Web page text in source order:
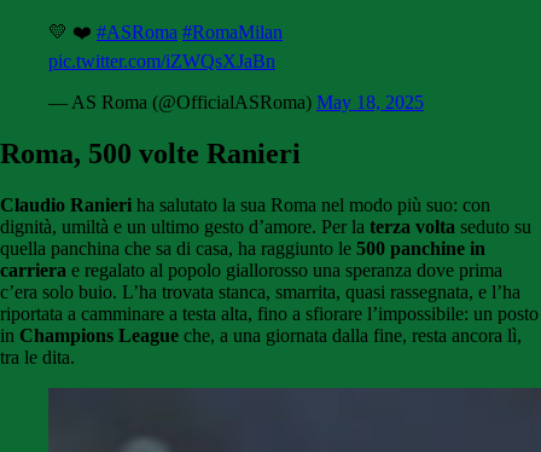
💛 ❤️ #ASRoma #RomaMilan
pic.twitter.com/iZWQsXJaBn
— AS Roma (@OfficialASRoma) May 18, 2025
Roma, 500 volte Ranieri
Claudio Ranieri ha salutato la sua Roma nel modo più suo: con
dignità, umiltà e un ultimo gesto d’amore. Per la terza volta seduto su
quella panchina che sa di casa, ha raggiunto le 500 panchine in
carriera e regalato al popolo giallorosso una speranza dove prima
c’era solo buio. L’ha trovata stanca, smarrita, quasi rassegnata, e l’ha
riportata a camminare a testa alta, fino a sfiorare l’impossibile: un posto
in Champions League che, a una giornata dalla fine, resta ancora lì,
tra le dita.